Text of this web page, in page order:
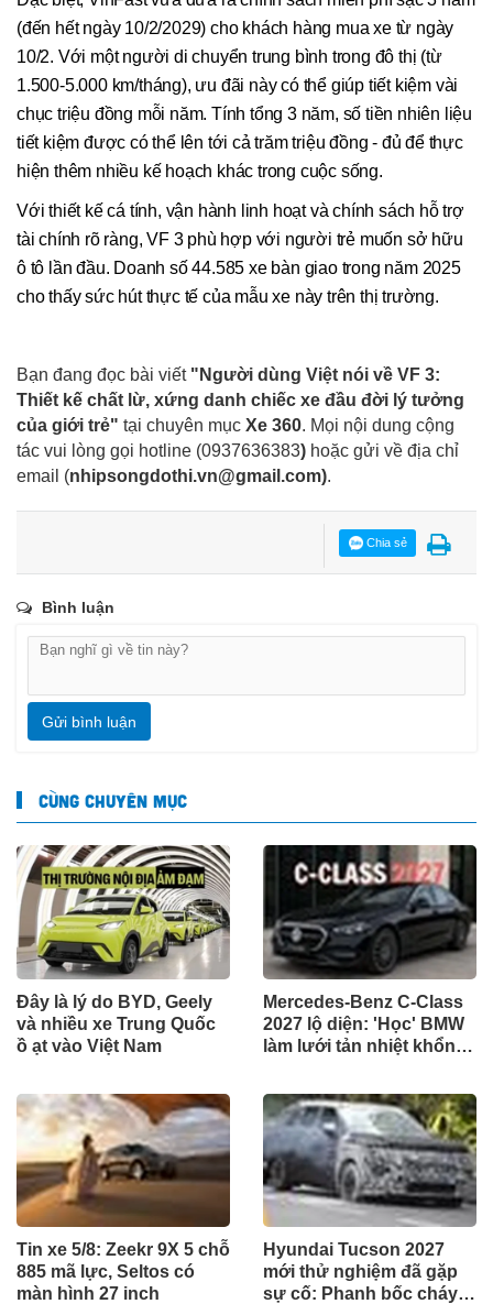
(đến hết ngày 10/2/2029) cho khách hàng mua xe từ ngày
10/2. Với một người di chuyển trung bình trong đô thị (từ
1.500-5.000 km/tháng), ưu đãi này có thể giúp tiết kiệm vài
chục triệu đồng mỗi năm. Tính tổng 3 năm, số tiền nhiên liệu
tiết kiệm được có thể lên tới cả trăm triệu đồng - đủ để thực
hiện thêm nhiều kế hoạch khác trong cuộc sống.
Với thiết kế cá tính, vận hành linh hoạt và chính sách hỗ trợ
tài chính rõ ràng, VF 3 phù hợp với người trẻ muốn sở hữu
ô tô lần đầu. Doanh số 44.585 xe bàn giao trong năm 2025
cho thấy sức hút thực tế của mẫu xe này trên thị trường.
Bạn đang đọc bài viết "Người dùng Việt nói về VF 3:
Thiết kế chất lừ, xứng danh chiếc xe đầu đời lý tưởng
của giới trẻ" tại chuyên mục Xe 360. Mọi nội dung cộng
tác vui lòng gọi hotline (0937636383) hoặc gửi về địa chỉ
email (nhipsongdothi.vn@gmail.com).
Chia sẻ
Bình luận
Gửi bình luận
CÙNG CHUYÊN MỤC
Đây là lý do BYD, Geely
và nhiều xe Trung Quốc
ồ ạt vào Việt Nam
Mercedes-Benz C-Class
2027 lộ diện: 'Học' BMW
làm lưới tản nhiệt khổng
hưởng từ E-Class và S-
Class
Tin xe 5/8: Zeekr 9X 5 chỗ
885 mã lực, Seltos có
màn hình 27 inch
Hyundai Tucson 2027
mới thử nghiệm đã gặp
sự cố: Phanh bốc cháy,